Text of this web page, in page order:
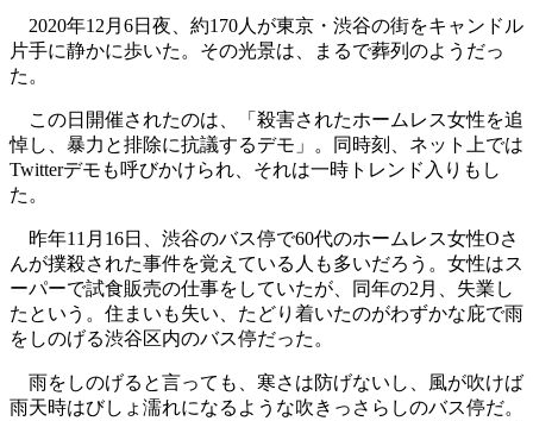
2020年12月6日夜、約170人が東京・渋谷の街をキャンドル
片手に静かに歩いた。その光景は、まるで葬列のようだっ
た。
この日開催されたのは、「殺害されたホームレス女性を追
悼し、暴力と排除に抗議するデモ」。同時刻、ネット上では
Twitterデモも呼びかけられ、それは一時トレンド入りもし
た。
昨年11月16日、渋谷のバス停で60代のホームレス女性Oさ
んが撲殺された事件を覚えている人も多いだろう。女性はス
ーパーで試食販売の仕事をしていたが、同年の2月、失業し
たという。住まいも失い、たどり着いたのがわずかな庇で雨
をしのげる渋谷区内のバス停だった。
雨をしのげると言っても、寒さは防げないし、風が吹けば
雨天時はびしょ濡れになるような吹きっさらしのバス停だ。